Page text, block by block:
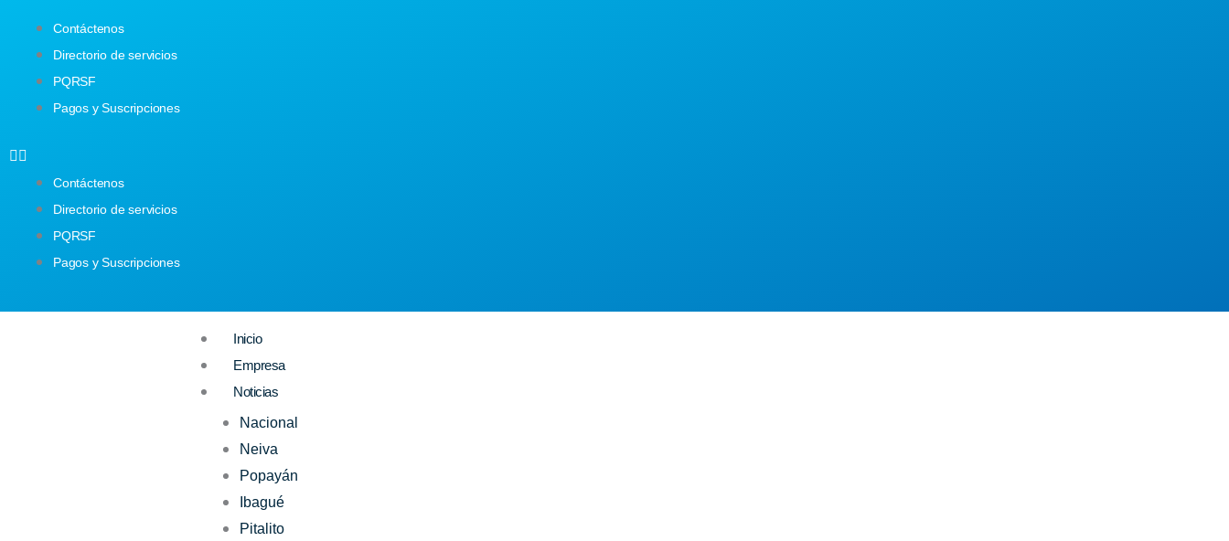
contenido
Contáctenos
Directorio de servicios
PQRSF
Pagos y Suscripciones
Contáctenos
Directorio de servicios
PQRSF
Pagos y Suscripciones
Inicio
Empresa
Noticias
Nacional
Neiva
Popayán
Ibagué
Pitalito